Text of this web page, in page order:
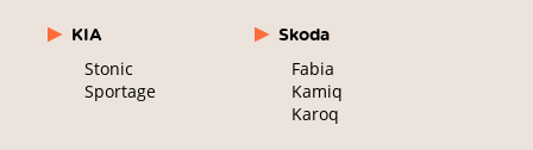
KIA
Stonic
Sportage
Skoda
Fabia
Kamiq
Karoq